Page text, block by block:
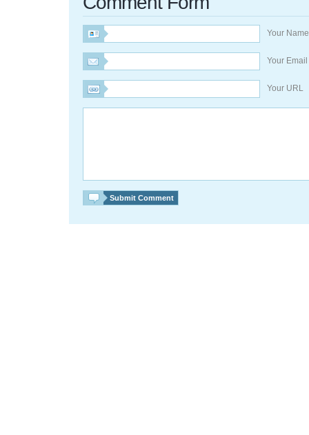
Your
Your Email
Your URL